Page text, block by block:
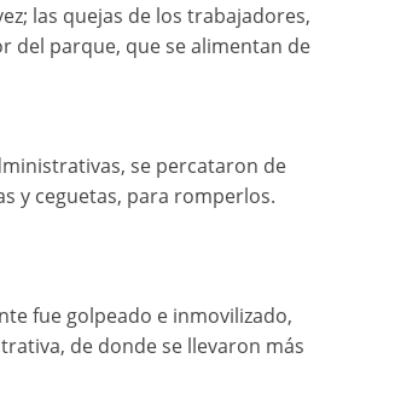
las quejas de los trabajadores,
del parque, que se alimentan de
se percataron de
y ceguetas, para romperlos.
fue golpeado e inmovilizado,
de donde se llevaron más